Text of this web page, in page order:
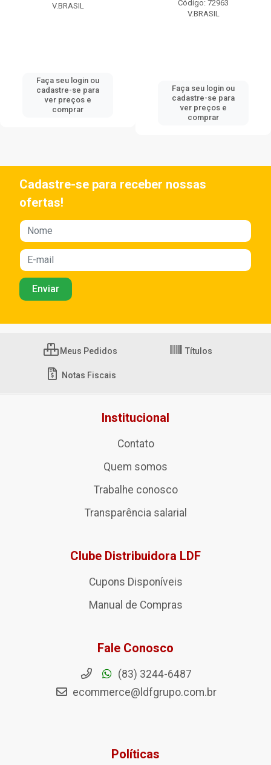
V.BRASIL
Faça seu login ou
cadastre-se para
ver preços e
comprar
Código: 72963
V.BRASIL
Faça seu login ou
cadastre-se para
ver preços e
comprar
Cadastre-se para receber nossas
ofertas!
Meus Pedidos Títulos
Notas Fiscais
Institucional
Contato
Quem somos
Trabalhe conosco
Transparência salarial
Clube Distribuidora LDF
Cupons Disponíveis
Manual de Compras
Fale Conosco
(83) 3244-6487
ecommerce@ldfgrupo.com.br
Políticas